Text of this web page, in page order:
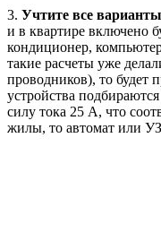
3. Учтите все
и в квартире включено
кондиционер,
такие расчеты уже
проводников), то
устройства
силу тока 25 А, что
жилы, то автомат или